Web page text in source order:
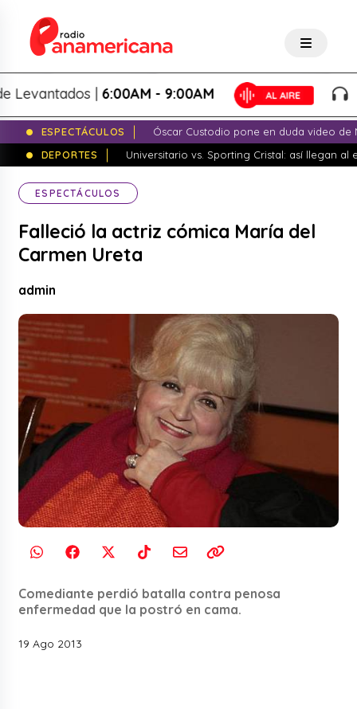
|6:00AM - 9:00AM Lo
ESPECTÁCULOS
Óscar Custodio pone en duda video de
DEPORTES
Universitario vs. Sporting Cristal: así llegan al
ESPECTÁCULOS
Falleció la actriz cómica María del
Carmen Ureta
admin
Comediante perdió batalla contra penosa
enfermedad que la postró en cama.
19 Ago 2013